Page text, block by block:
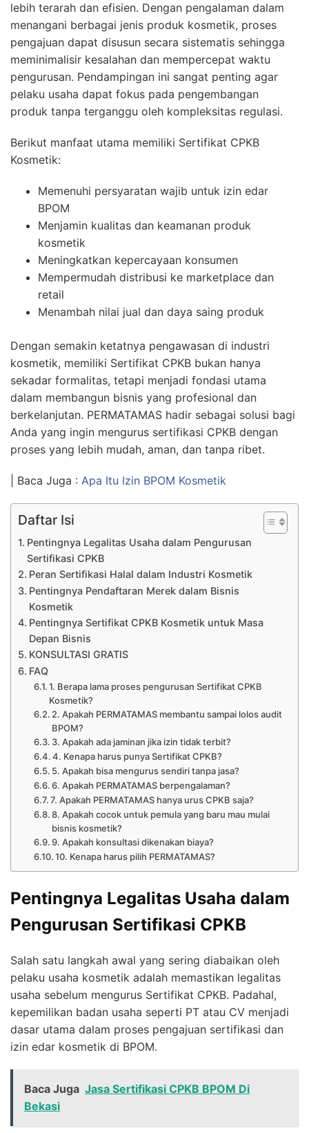
lebih terarah dan efisien. Dengan pengalaman dalam
menangani berbagai jenis produk kosmetik, proses
pengajuan dapat disusun secara sistematis sehingga
meminimalisir kesalahan dan mempercepat waktu
pengurusan. Pendampingan ini sangat penting agar
pelaku usaha dapat fokus pada pengembangan
produk tanpa terganggu oleh kompleksitas regulasi.
Berikut manfaat utama memiliki Sertifikat CPKB
Kosmetik:
Memenuhi persyaratan wajib untuk izin edar
BPOM
Menjamin kualitas dan keamanan produk
kosmetik
Meningkatkan kepercayaan konsumen
Mempermudah distribusi ke marketplace dan
retail
Menambah nilai jual dan daya saing produk
Dengan semakin ketatnya pengawasan di industri
kosmetik, memiliki Sertifikat CPKB bukan hanya
sekadar formalitas, tetapi menjadi fondasi utama
dalam membangun bisnis yang profesional dan
berkelanjutan. PERMATAMAS hadir sebagai solusi bagi
Anda yang ingin mengurus sertifikasi CPKB dengan
proses yang lebih mudah, aman, dan tanpa ribet.
| Baca Juga : Apa Itu Izin BPOM Kosmetik
Daftar Isi
Pentingnya Legalitas Usaha dalam Pengurusan
Sertifikasi CPKB
Peran Sertifikasi Halal dalam Industri Kosmetik
Pentingnya Pendaftaran Merek dalam Bisnis
Kosmetik
Pentingnya Sertifikat CPKB Kosmetik untuk Masa
Depan Bisnis
KONSULTASI GRATIS
FAQ
1. Berapa lama proses pengurusan Sertifikat CPKB
Kosmetik?
2. Apakah PERMATAMAS membantu sampai lolos audit
BPOM?
3. Apakah ada jaminan jika izin tidak terbit?
4. Kenapa harus punya Sertifikat CPKB?
5. Apakah bisa mengurus sendiri tanpa jasa?
6. Apakah PERMATAMAS berpengalaman?
7. Apakah PERMATAMAS hanya urus CPKB saja?
8. Apakah cocok untuk pemula yang baru mau mulai
bisnis kosmetik?
9. Apakah konsultasi dikenakan biaya?
10. Kenapa harus pilih PERMATAMAS?
Pentingnya Legalitas Usaha dalam
Pengurusan Sertifikasi CPKB
Salah satu langkah awal yang sering diabaikan oleh
pelaku usaha kosmetik adalah memastikan legalitas
usaha sebelum mengurus Sertifikat CPKB. Padahal,
kepemilikan badan usaha seperti PT atau CV menjadi
dasar utama dalam proses pengajuan sertifikasi dan
izin edar kosmetik di BPOM.
Baca Juga Jasa Sertifikasi CPKB BPOM Di
Bekasi